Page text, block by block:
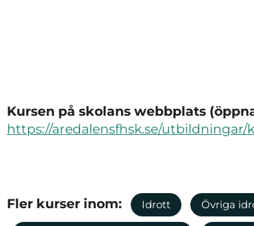
Kursen på skolans webbplats
https://aredalensfhsk.se/utbildningar/
Fler kurser inom: Idrott Övriga